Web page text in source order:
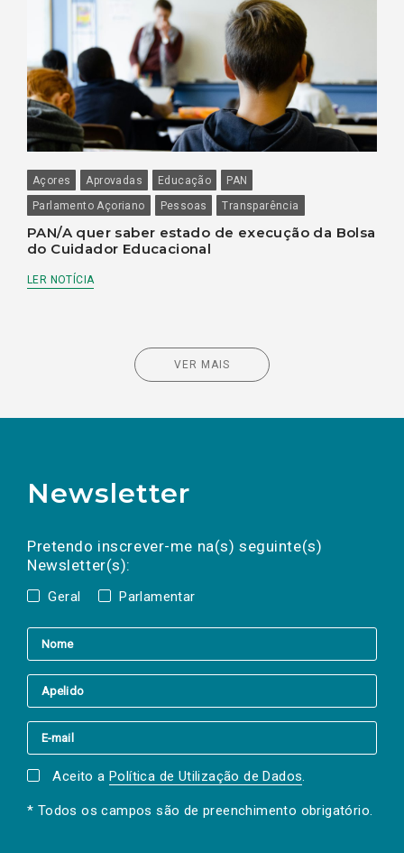
Açores Aprovadas Educação
PAN
Parlamento Açoriano
Pessoas Transparência
PAN/A quer saber estado de execução da Bolsa
do Cuidador Educacional
LER NOTÍCIA
VER MAIS
Newsletter
Pretendo inscrever-me na(s) seguinte(s)
Newsletter(s):
Geral Parlamentar
a(s) newsletter(s).
mail
Aceito a Política de Utilização de Dados.
* Todos os campos são de preenchimento obrigatório.